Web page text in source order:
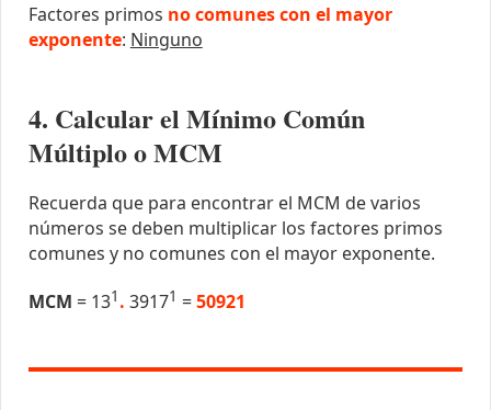
Factores primos no comunes con el mayor
exponente: Ninguno
4. Calcular el Mínimo Común
Múltiplo o MCM
Recuerda que para encontrar el MCM de varios
números se deben multiplicar los factores primos
comunes y no comunes con el mayor exponente.
MCM = 131 . 39171 =50921